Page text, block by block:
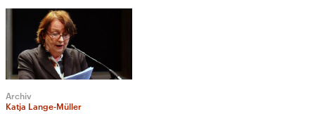
Archiv
Katja Lange-Müller